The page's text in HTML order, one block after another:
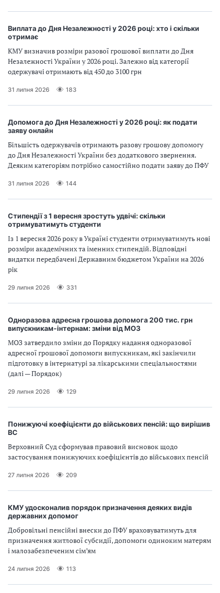
Виплата до Дня Незалежності у 2026 році: хто і скільки
отримає
КМУ визначив розміри разової грошової виплати до Дня
Незалежності України у 2026 році. Залежно від категорії
одержувачі отримають від 450 до 3100 грн
31 липня 2026 183
Допомога до Дня Незалежності у 2026 році: як подати
заяву онлайн
Більшість одержувачів отримають разову грошову допомогу
до Дня Незалежності України без додаткового звернення.
Деяким категоріям потрібно самостійно подати заяву до ПФУ
31 липня 2026 144
Стипендії з 1 вересня зростуть удвічі: скільки
отримуватимуть студенти
Із 1 вересня 2026 року в Україні студенти отримуватимуть нові
розміри академічних та іменних стипендій. Відповідні
видатки передбачені Державним бюджетом України на 2026
рік
29 липня 2026 331
Одноразова адресна грошова допомога 200 тис. грн
випускникам-інтернам: зміни від МОЗ
МОЗ затвердило зміни до Порядку надання одноразової
адресної грошової допомоги випускникам, які закінчили
підготовку в інтернатурі за лікарськими спеціальностями
(далі — Порядок)
29 липня 2026 129
Понижуючі коефіцієнти до військових пенсій: що вирішив
ВС
Верховний Суд сформував правовий висновок щодо
застосування понижуючих коефіцієнтів до військових пенсій
27 липня 2026 209
КМУ удосконалив порядок призначення деяких видів
державних допомог
Добровільні пенсійні внески до ПФУ враховуватимуть для
призначення житлової субсидії, допомоги одиноким матерям
і малозабезпеченим сім’ям
24 липня 2026 113